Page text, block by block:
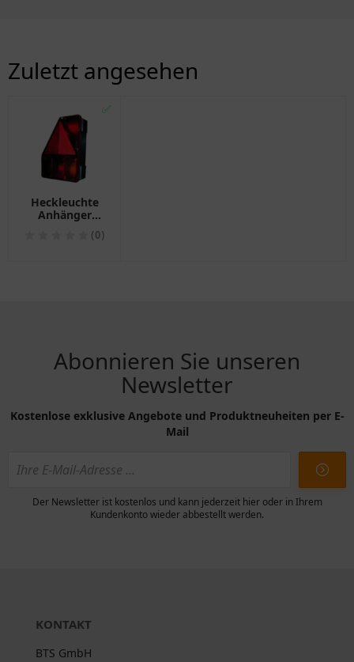
Zuletzt angesehen
✅
Heckleuchte
Anhänger
Nebelschlusslicht
(0)
Abonnieren Sie unseren
Newsletter
Kostenlose exklusive Angebote und Produktneuheiten per E-
Mail
Der Newsletter ist kostenlos und kann jederzeit hier oder in Ihrem
Kundenkonto wieder abbestellt werden.
KONTAKT
BTS GmbH